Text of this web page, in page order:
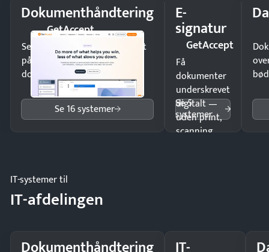
Dokumenthåndtering
GetAccept
Send kontrakter til underskrift
på minutter og mist ingen
dokumenter.
Se 16 systemer
E-
signatur
GetAccept
Få
dokumenter
underskrevet
digitalt —
uden print,
scanning
Se 5
systemer
IT-systemer til
IT-afdelingen